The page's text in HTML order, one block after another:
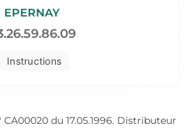
Instructions
EPERNAY
du 17.05.1996. Distributeur